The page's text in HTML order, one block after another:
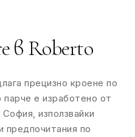
в Roberto
прецизно кроене по
е изработено от
използвайки
предпочитания по